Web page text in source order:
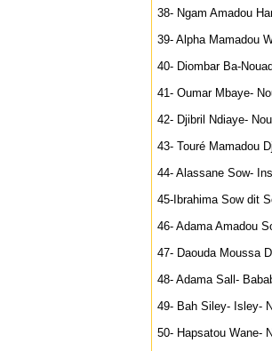
38- Ngam Amadou
39- Alpha Mamadou
40- Diombar Ba-
41- Oumar Mbaye-
42- Djibril Ndiaye-
43- Touré Mamadou
44- Alassane Sow-
45-Ibrahima Sow dit
46- Adama Amadou
47- Daouda Moussa
48- Adama Sall-
49- Bah Siley- Isley-
50- Hapsatou Wane-